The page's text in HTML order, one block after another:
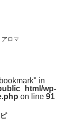
ロマ
in
wp-
on line 91